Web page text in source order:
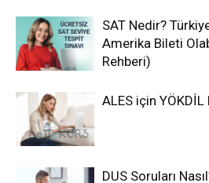
SAT Nedir?
Amerika Bileti
Rehberi)
ALES için YÖKDİL
DUS Soruları